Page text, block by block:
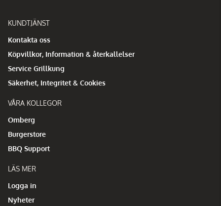
KUNDTJÄNST
Kontakta oss
Köpvillkor, Information & återkallelser
Service Grillkung
Säkerhet, Integritet & Cookies
VÅRA KOLLEGOR
Omberg
Burgerstore
BBQ Support
LÄS MER
Logga in
Nyheter